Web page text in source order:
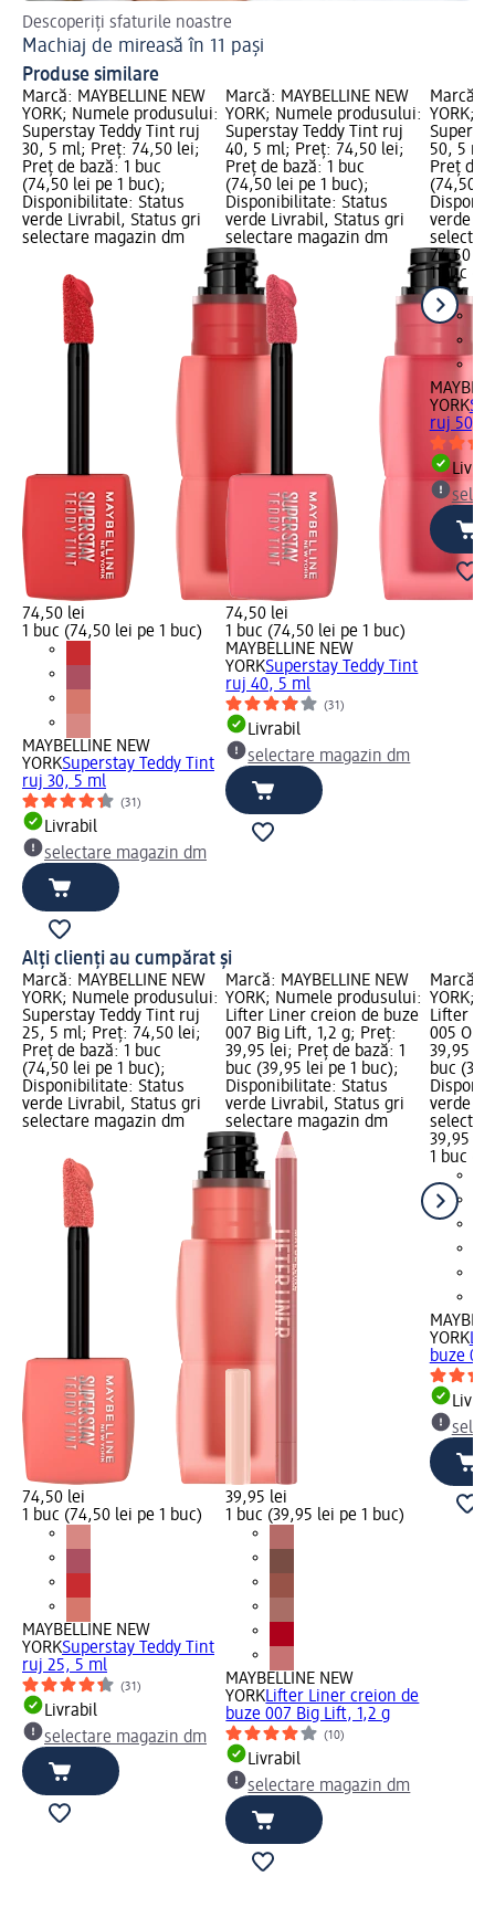
Descoperiți sfaturile noastre
Machiaj de mireasă în 11 pași
Produse similare
Marcă: MAYBELLINE NEW
YORK; Numele produsului:
Superstay Teddy Tint ruj
30, 5 ml; Preț: 74,50 lei;
Preț de bază: 1 buc
(74,50 lei pe 1 buc);
Disponibilitate: Status
verde Livrabil, Status gri
selectare magazin dm
74,50 lei
1 buc (74,50 lei pe 1 buc)
MAYBELLINE NEW
YORKSuperstay Teddy Tint
ruj 30, 5 ml
(31)
Livrabil
selectare magazin dm
Marcă: MAYBELLINE NEW
YORK; Numele produsului:
Superstay Teddy Tint ruj
40, 5 ml; Preț: 74,50 lei;
Preț de bază: 1 buc
(74,50 lei pe 1 buc);
Disponibilitate: Status
verde Livrabil, Status gri
selectare magazin dm
74,50 lei
1 buc (74,50 lei pe 1 buc)
MAYBELLINE NEW
YORKSuperstay Teddy Tint
ruj 40, 5 ml
(31)
Livrabil
selectare magazin dm
Marcă:
YORK;
50, 5
Preț de
(74,50
verde
74,50 lei
1 buc
YORK
ruj 50,
Alți clienți au cumpărat și
Marcă: MAYBELLINE NEW
YORK; Numele produsului:
Superstay Teddy Tint ruj
25, 5 ml; Preț: 74,50 lei;
Preț de bază: 1 buc
(74,50 lei pe 1 buc);
Disponibilitate: Status
verde Livrabil, Status gri
selectare magazin dm
74,50 lei
1 buc (74,50 lei pe 1 buc)
MAYBELLINE NEW
YORKSuperstay Teddy Tint
ruj 25, 5 ml
(31)
Livrabil
selectare magazin dm
Marcă: MAYBELLINE NEW
YORK; Numele produsului:
Lifter Liner creion de buze
007 Big Lift, 1,2 g; Preț:
39,95 lei; Preț de bază: 1
buc (39,95 lei pe 1 buc);
Disponibilitate: Status
verde Livrabil, Status gri
selectare magazin dm
39,95 lei
1 buc (39,95 lei pe 1 buc)
MAYBELLINE NEW
YORKLifter Liner creion de
buze 007 Big Lift, 1,2 g
(10)
Livrabil
selectare magazin dm
Marcă:
YORK;
Lifter
005 On
39,95
buc
verde
39,95 lei
1 buc
YORK
buze